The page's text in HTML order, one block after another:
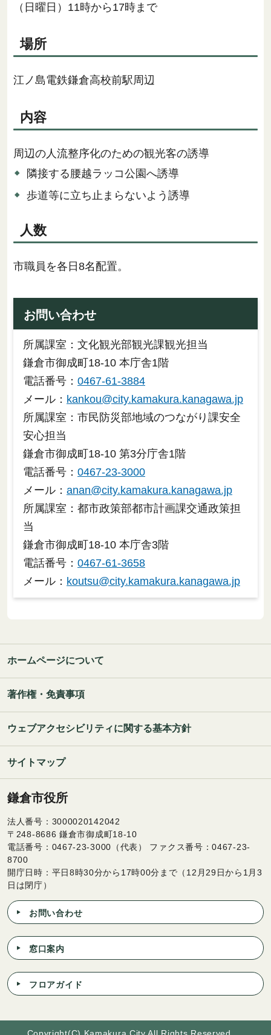
（日曜日）11時から17時まで
場所
江ノ島電鉄鎌倉高校前駅周辺
内容
周辺の人流整序化のための観光客の誘導
隣接する腰越ラッコ公園へ誘導
歩道等に立ち止まらないよう誘導
人数
市職員を各日8名配置。
お問い合わせ
所属課室：文化観光部観光課観光担当
鎌倉市御成町18-10 本庁舎1階
電話番号： 0467-61-3884
メール： kankou@city.kamakura.kanagawa.jp
所属課室：市民防災部地域のつながり課安全
安心担当
鎌倉市御成町18-10 第3分庁舎1階
電話番号： 0467-23-3000
メール： anan@city.kamakura.kanagawa.jp
所属課室：都市政策部都市計画課交通政策担
当
鎌倉市御成町18-10 本庁舎3階
電話番号： 0467-61-3658
メール： koutsu@city.kamakura.kanagawa.jp
ホームページについて
著作権・免責事項
ウェブアクセシビリティに関する基本方針
サイトマップ
鎌倉市役所
法人番号：3000020142042
〒248-8686 鎌倉市御成町18-10
電話番号：0467-23-3000（代表） ファクス番号：0467-23-
8700
開庁日時：平日8時30分から17時00分まで（12月29日から1月3
日は閉庁）
お問い合わせ
窓口案内
フロアガイド
Copyright(C) Kamakura City All Rights Reserved.